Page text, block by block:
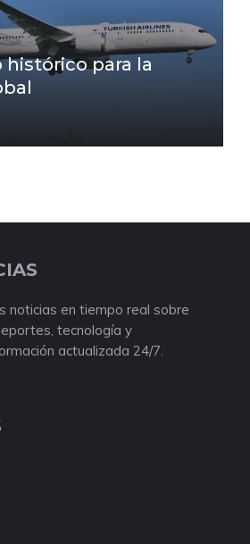
histórico para la
noticias en tiempo real sobre
tecnología y
actualizada 24/7.